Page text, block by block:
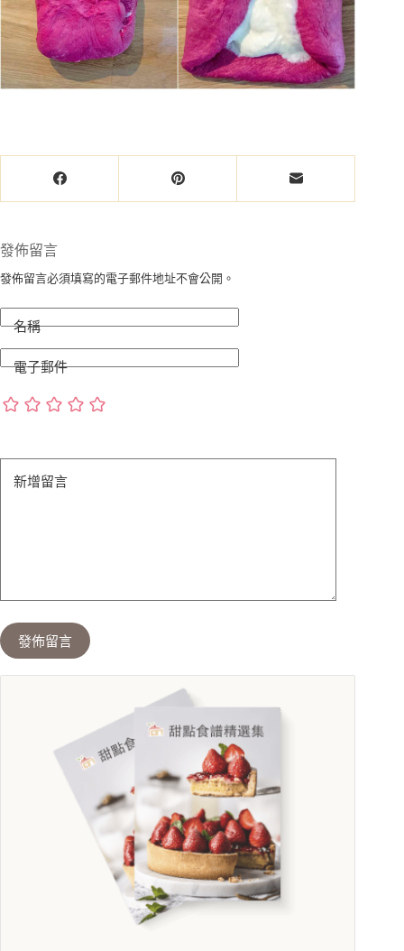
發佈留言
發佈留言必須填寫的電子郵件地址不會公開。
名稱
電子郵件
新增留言
發佈留言